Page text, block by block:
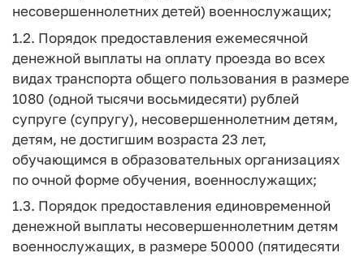
несовершеннолетних детей) военнослужащих;
1.2. Порядок предоставления ежемесячной
денежной выплаты на оплату проезда во всех
видах транспорта общего пользования в размере
1080 (одной тысячи восьмидесяти) рублей
супруге (супругу), несовершеннолетним детям,
детям, не достигшим возраста 23 лет,
обучающимся в образовательных организациях
по очной форме обучения, военнослужащих;
1.3. Порядок предоставления единовременной
денежной выплаты несовершеннолетним детям
военнослужащих, в размере 50000 (пятидесяти